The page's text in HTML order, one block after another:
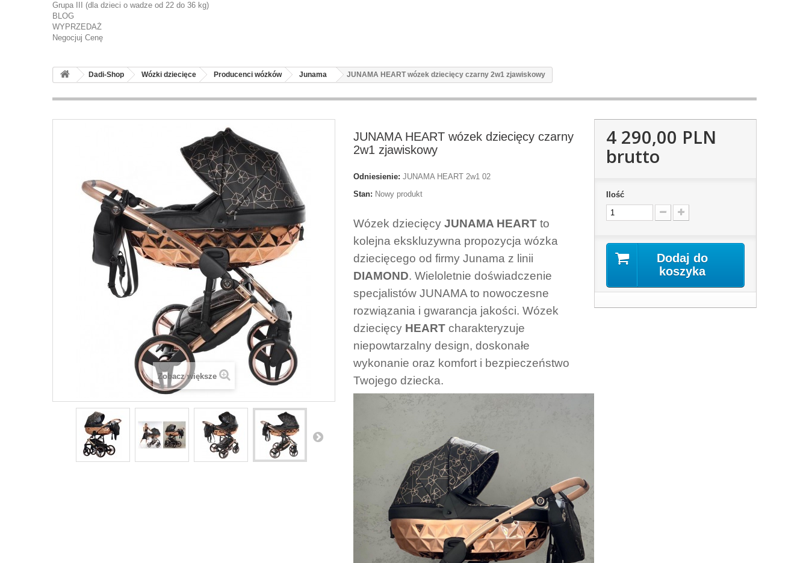
Grupa III (dla dzieci o wadze od 22 do 36 kg)
BLOG
WYPRZEDAŻ
Negocjuj Cenę
Dadi-Shop Wózki dziecięce Producenci wózków Junama JUNAMA HEART wózek dziecięcy czarny 2w1 zjawiskowy
Zobacz większe
JUNAMA HEART wózek dziecięcy czarny
2w1 zjawiskowy
Odniesienie: JUNAMA HEART 2w1 02
Stan: Nowy produkt
Wózek dziecięcy JUNAMA HEART to
kolejna ekskluzywna propozycja wózka
dziecięcego od firmy Junama z linii
DIAMOND. Wieloletnie doświadczenie
specjalistów JUNAMA to nowoczesne
rozwiązania i gwarancja jakości. Wózek
dziecięcy HEART charakteryzuje
niepowtarzalny design, doskonałe
wykonanie oraz komfort i bezpieczeństwo
Twojego dziecka.
4 290,00 PLN
brutto
Ilość
Dodaj do
koszyka